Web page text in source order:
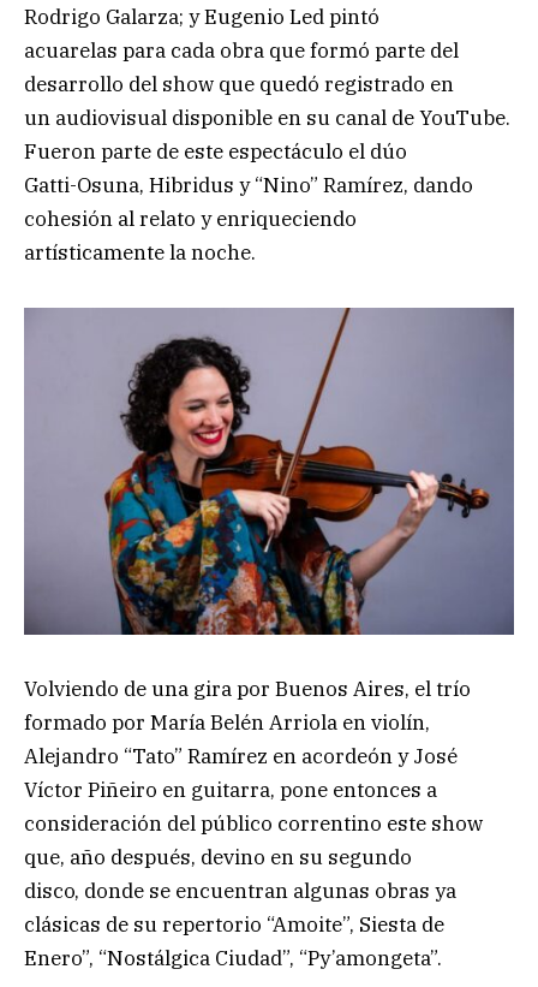
Rodrigo Galarza; y Eugenio Led pintó
acuarelas para cada obra que formó parte del
desarrollo del show que quedó registrado en
un audiovisual disponible en su canal de YouTube.
Fueron parte de este espectáculo el dúo
Gatti-Osuna, Hibridus y “Nino” Ramírez, dando
cohesión al relato y enriqueciendo
artísticamente la noche.
Volviendo de una gira por Buenos Aires, el trío
formado por María Belén Arriola en violín,
Alejandro “Tato” Ramírez en acordeón y José
Víctor Piñeiro en guitarra, pone entonces a
consideración del público correntino este show
que, año después, devino en su segundo
disco, donde se encuentran algunas obras ya
clásicas de su repertorio “Amoite”, Siesta de
Enero”, “Nostálgica Ciudad”, “Py’amongeta”.